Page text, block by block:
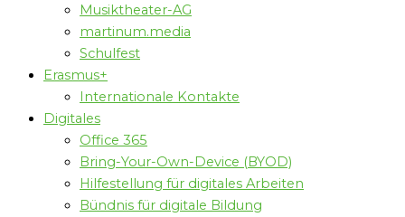
Musiktheater-AG
martinum.media
Schulfest
Erasmus+
Internationale Kontakte
Digitales
Office 365
Bring-Your-Own-Device (BYOD)
Hilfestellung für digitales Arbeiten
Bündnis für digitale Bildung